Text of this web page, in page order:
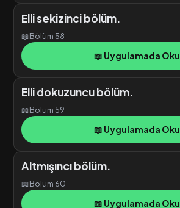
Elli sekizinci bölüm.
📖Bölüm 58
📖 Uygulamada Oku
Elli dokuzuncu bölüm.
📖Bölüm 59
📖 Uygulamada Oku
Altmışıncı bölüm.
📖Bölüm 60
📖 Uygulamada Oku